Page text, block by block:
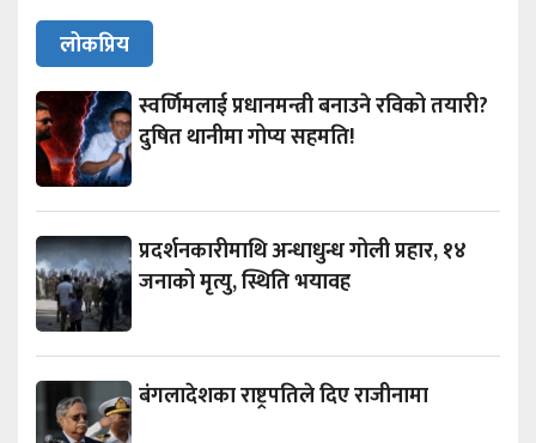
लोकप्रिय
स्वर्णिमलाई प्रधानमन्त्री बनाउने रविको तयारी?
दुषित थानीमा गोप्य सहमति!
प्रदर्शनकारीमाथि अन्धाधुन्ध गोली प्रहार, १४
जनाको मृत्यु, स्थिति भयावह
बंगलादेशका राष्ट्रपतिले दिए राजीनामा